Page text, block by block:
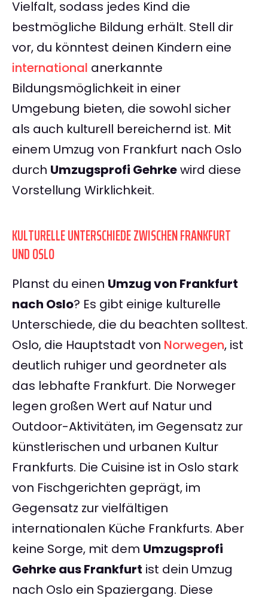
Vielfalt, sodass jedes Kind die
bestmögliche Bildung erhält. Stell dir
vor, du könntest deinen Kindern eine
international anerkannte
Bildungsmöglichkeit in einer
Umgebung bieten, die sowohl sicher
als auch kulturell bereichernd ist. Mit
einem Umzug von Frankfurt nach Oslo
durch Umzugsprofi Gehrkewird diese
Vorstellung Wirklichkeit.
KULTURELLE UNTERSCHIEDE ZWISCHEN FRANKFURT
UND OSLO
Planst du einen Umzug von Frankfurt
nach Oslo? Es gibt einige kulturelle
Unterschiede, die du beachten solltest.
Oslo, die Hauptstadt von Norwegen, ist
deutlich ruhiger und geordneter als
das lebhafte Frankfurt. Die Norweger
legen großen Wert auf Natur und
Outdoor-Aktivitäten, im Gegensatz zur
künstlerischen und urbanen Kultur
Frankfurts. Die Cuisine ist in Oslo stark
von Fischgerichten geprägt, im
Gegensatz zur vielfältigen
internationalen Küche Frankfurts. Aber
keine Sorge, mit dem Umzugsprofi
Gehrke aus Frankfurt ist dein Umzug
nach Oslo ein Spaziergang. Diese